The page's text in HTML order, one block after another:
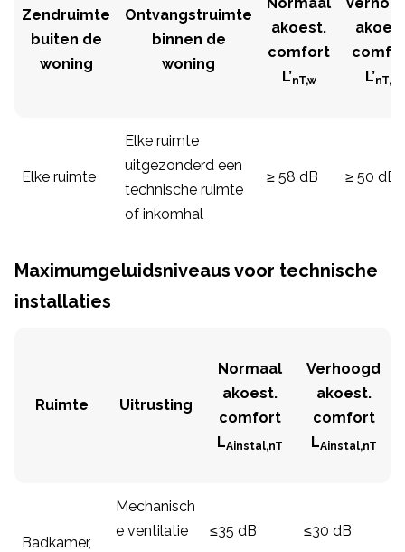
Zendruimte
buiten de
woning
Ontvangstruimte
binnen de
woning
akoest.
comfort
L’nT,w
L’nT,w
Elke ruimte
Elke ruimte
uitgezonderd een
technische ruimte
of inkomhal
≥ 58 dB ≥ 50 dB
Maximumgeluidsniveaus voor technische
installaties
Ruimte Uitrusting
Normaal
akoest.
comfort
LAinstal,nT
Verhoogd
akoest.
comfort
LAinstal,nT
Badkamer,
Mechanisch
e ventilatie
≤35 dB ≤30 dB